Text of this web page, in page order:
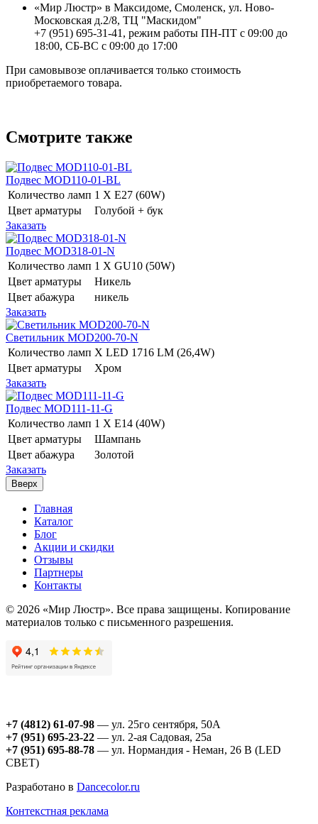
«Мир Люстр» в Максидоме, Смоленск, ул. Ново-
Московская д.2/8, ТЦ "Маскидом"
+7 (951) 695-31-41, режим работы ПН-ПТ с 09:00 до
18:00, СБ-ВС с 09:00 до 17:00
При самовывозе оплачивается только стоимость
приобретаемого товара.
Смотрите также
Подвес MOD110-01-BL
Количество ламп 1 Х E27 (60W)
Цвет арматуры
Голубой + бук
Заказать
Подвес MOD318-01-N
Количество ламп 1 Х GU10 (50W)
Цвет арматуры
Никель
Цвет абажура
никель
Заказать
Светильник MOD200-70-N
Количество ламп Х LED 1716 LM (26,4W)
Цвет арматуры
Хром
Заказать
Подвес MOD111-11-G
Количество ламп 1 Х E14 (40W)
Цвет арматуры
Шампань
Цвет абажура
Золотой
Заказать
Вверх
Главная
Каталог
Блог
Акции и скидки
Отзывы
Партнеры
Контакты
© 2026 «Мир Люстр». Все права защищены. Копирование
материалов только с письменного разрешения.
+7 (4812) 61-07-98 — ул. 25го сентября, 50А
+7 (951) 695-23-22 — ул. 2-ая Садовая, 25а
+7 (951) 695-88-78 — ул. Нормандия - Неман, 26 В (LED
СВЕТ)
Разработано в Dancecolor.ru
Контекстная реклама